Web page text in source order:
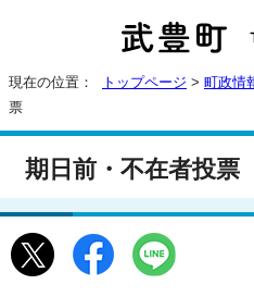
現在の位置： トップページ > 町政情
票
期日前・不在者投票